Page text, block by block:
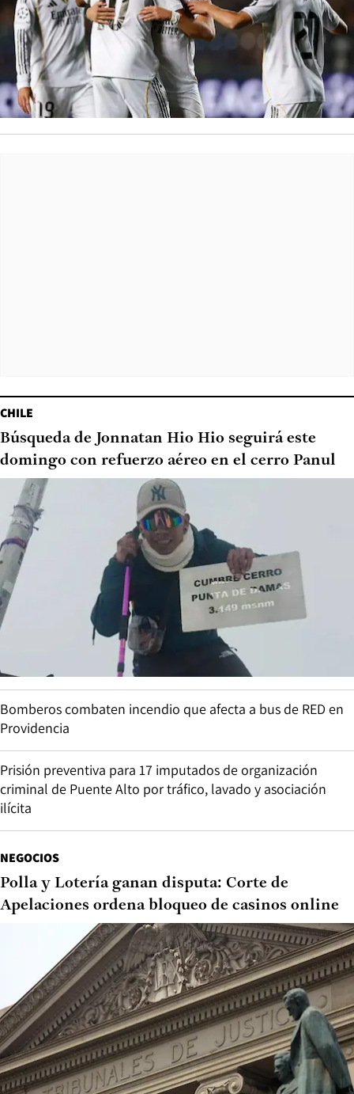
CHILE
Búsqueda de Jonnatan Hio Hio seguirá este
domingo con refuerzo aéreo en el cerro Panul
Bomberos combaten incendio que afecta a bus de RED en
Providencia
Prisión preventiva para 17 imputados de organización
criminal de Puente Alto por tráfico, lavado y asociación
ilícita
NEGOCIOS
Polla y Lotería ganan disputa: Corte de
Apelaciones ordena bloqueo de casinos online